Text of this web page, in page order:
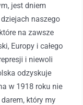
jest dniem
naszego
na zawsze
Europy i całego
i niewoli
odzyskuje
w 1918 roku nie
który my